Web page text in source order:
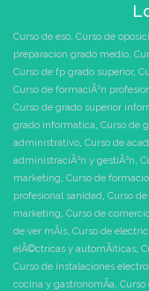
Curso de eso, Curso de
preparacion grado medio,
Curso de fp grado superior,
Curso de formaciÃ³n
Curso de grado superior
grado informatica, Curso de
administrativo, Curso de
administraciÃ³n y gestiÃ³n,
marketing, Curso de
profesional sanidad, Curso
marketing, Curso de
de ver mÃ¡s, Curso de
elÃ©ctricas y automÃ¡ticas,
Curso de instalaciones
cocina y gastronomÃ­a, Curso